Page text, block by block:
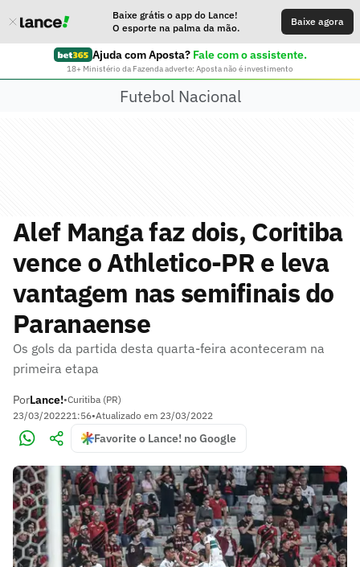
Baixe grátis o app do Lance!
O esporte na palma da mão.
Baixe agora
Ajuda com Aposta? Fale com o assistente.
18+ Ministério da Fazenda adverte: Aposta não é investimento
Futebol Nacional
Alef Manga faz dois, Coritiba
vence o Athletico-PR e leva
vantagem nas semifinais do
Paranaense
Os gols da partida desta quarta-feira aconteceram na
primeira etapa
PorLance!•Curitiba (PR)
23/03/202221:56•Atualizado em 23/03/2022
Favorite o Lance! no Google